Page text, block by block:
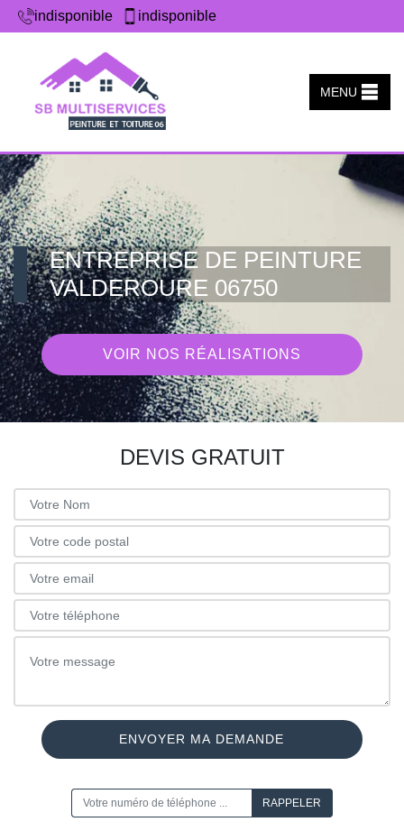
indisponible indisponible
MENU
ENTREPRISE DE PEINTURE
VALDEROURE 06750
VOIR NOS RÉALISATIONS
DEVIS GRATUIT